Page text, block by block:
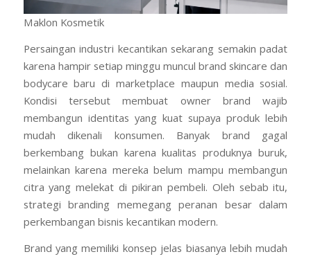
Maklon Kosmetik
Persaingan industri kecantikan sekarang semakin padat
karena hampir setiap minggu muncul brand skincare dan
bodycare baru di marketplace maupun media sosial.
Kondisi tersebut membuat owner brand wajib
membangun identitas yang kuat supaya produk lebih
mudah dikenali konsumen. Banyak brand gagal
berkembang bukan karena kualitas produknya buruk,
melainkan karena mereka belum mampu membangun
citra yang melekat di pikiran pembeli. Oleh sebab itu,
strategi branding memegang peranan besar dalam
perkembangan bisnis kecantikan modern.
Brand yang memiliki konsep jelas biasanya lebih mudah